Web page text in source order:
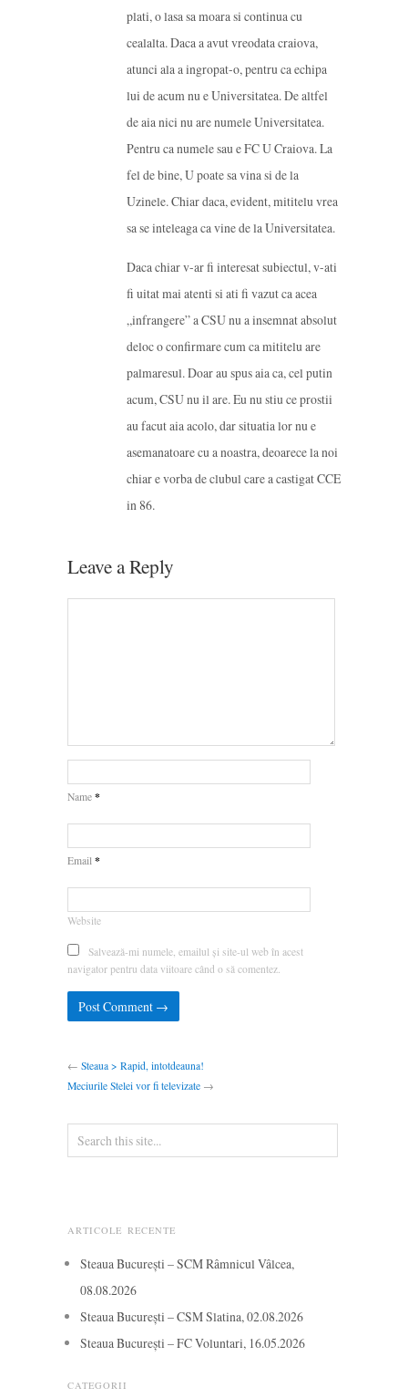
plati, o lasa sa moara si continua cu
cealalta. Daca a avut vreodata craiova,
atunci ala a ingropat-o, pentru ca echipa
lui de acum nu e Universitatea. De altfel
de aia nici nu are numele Universitatea.
Pentru ca numele sau e FC U Craiova. La
fel de bine, U poate sa vina si de la
Uzinele. Chiar daca, evident, mititelu vrea
sa se inteleaga ca vine de la Universitatea.
Daca chiar v-ar fi interesat subiectul, v-ati
fi uitat mai atenti si ati fi vazut ca acea
„infrangere” a CSU nu a insemnat absolut
deloc o confirmare cum ca mititelu are
palmaresul. Doar au spus aia ca, cel putin
acum, CSU nu il are. Eu nu stiu ce prostii
au facut aia acolo, dar situatia lor nu e
asemanatoare cu a noastra, deoarece la noi
chiar e vorba de clubul care a castigat CCE
in 86.
Leave a Reply
Name *
Email *
Website
Salvează-mi numele, emailul și site-ul web în acest
navigator pentru data viitoare când o să comentez.
← Steaua > Rapid, intotdeauna!
Meciurile Stelei vor fi televizate →
ARTICOLE RECENTE
Steaua București – SCM Râmnicul Vâlcea,
08.08.2026
Steaua București – CSM Slatina, 02.08.2026
Steaua București – FC Voluntari, 16.05.2026
CATEGORII